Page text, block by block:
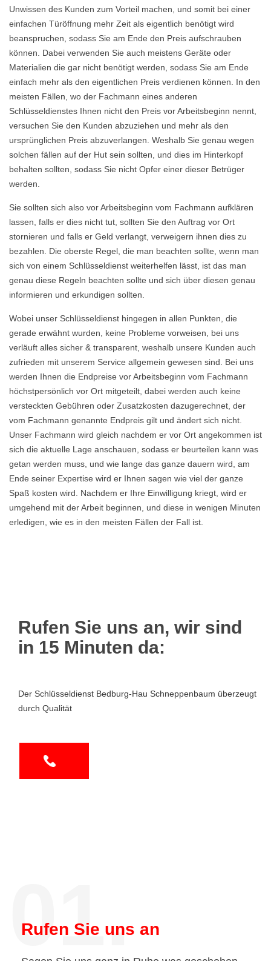
Unwissen des Kunden zum Vorteil machen, und somit bei einer
einfachen Türöffnung mehr Zeit als eigentlich benötigt wird
beanspruchen, sodass Sie am Ende den Preis aufschrauben
können. Dabei verwenden Sie auch meistens Geräte oder
Materialien die gar nicht benötigt werden, sodass Sie am Ende
einfach mehr als den eigentlichen Preis verdienen können. In den
meisten Fällen, wo der Fachmann eines anderen
Schlüsseldienstes Ihnen nicht den Preis vor Arbeitsbeginn nennt,
versuchen Sie den Kunden abzuziehen und mehr als den
ursprünglichen Preis abzuverlangen. Weshalb Sie genau wegen
solchen fällen auf der Hut sein sollten, und dies im Hinterkopf
behalten sollten, sodass Sie nicht Opfer einer dieser Betrüger
werden.
Sie sollten sich also vor Arbeitsbeginn vom Fachmann aufklären
lassen, falls er dies nicht tut, sollten Sie den Auftrag vor Ort
stornieren und falls er Geld verlangt, verweigern ihnen dies zu
bezahlen. Die oberste Regel, die man beachten sollte, wenn man
sich von einem Schlüsseldienst weiterhelfen lässt, ist das man
genau diese Regeln beachten sollte und sich über diesen genau
informieren und erkundigen sollten.
Wobei unser Schlüsseldienst hingegen in allen Punkten, die
gerade erwähnt wurden, keine Probleme vorweisen, bei uns
verläuft alles sicher & transparent, weshalb unsere Kunden auch
zufrieden mit unserem Service allgemein gewesen sind. Bei uns
werden Ihnen die Endpreise vor Arbeitsbeginn vom Fachmann
höchstpersönlich vor Ort mitgeteilt, dabei werden auch keine
versteckten Gebühren oder Zusatzkosten dazugerechnet, der
vom Fachmann genannte Endpreis gilt und ändert sich nicht.
Unser Fachmann wird gleich nachdem er vor Ort angekommen ist
sich die aktuelle Lage anschauen, sodass er beurteilen kann was
getan werden muss, und wie lange das ganze dauern wird, am
Ende seiner Expertise wird er Ihnen sagen wie viel der ganze
Spaß kosten wird. Nachdem er Ihre Einwilligung kriegt, wird er
umgehend mit der Arbeit beginnen, und diese in wenigen Minuten
erledigen, wie es in den meisten Fällen der Fall ist.
Rufen Sie uns an, wir sind
in 15 Minuten da:
Der Schlüsseldienst Bedburg-Hau Schneppenbaum überzeugt
durch Qualität
01.
Rufen Sie uns an